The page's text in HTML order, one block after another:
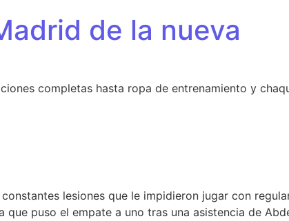
de la nueva
completas hasta ropa de entrenamiento y
lesiones que le impidieron jugar con
puso el empate a uno tras una asistencia de